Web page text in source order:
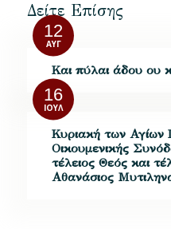
Δείτε Επίσης
12
ΑΥΓ
Και πύλαι άδου ου
16
ΙΟΎΛ
Κυριακή των Αγίων
Οικουμενικής
τέλειος Θεός και
Αθανάσιος